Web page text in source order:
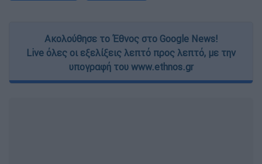
Ακολούθησε το Έθνος στο Google News!
Live όλες οι εξελίξεις λεπτό προς λεπτό, με την
υπογραφή του www.ethnos.gr